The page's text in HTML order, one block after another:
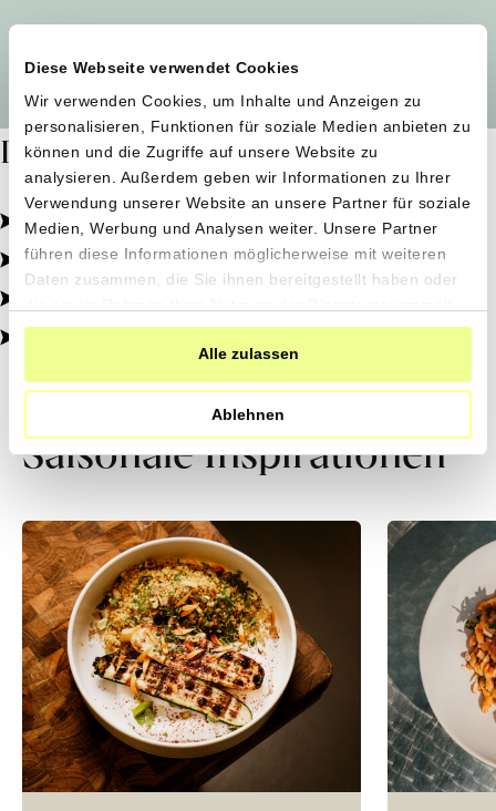
Diese Webseite verwendet Cookies
Wir verwenden Cookies, um Inhalte und Anzeigen zu
personalisieren, Funktionen für soziale Medien anbieten zu
können und die Zugriffe auf unsere Website zu
analysieren. Außerdem geben wir Informationen zu Ihrer
Verwendung unserer Website an unsere Partner für soziale
Medien, Werbung und Analysen weiter. Unsere Partner
führen diese Informationen möglicherweise mit weiteren
Daten zusammen, die Sie ihnen bereitgestellt haben oder
haben.
Alle zulassen
Ablehnen
Dafür stehen wir
Pestizidfrei angebaut, schonend verarbeitet.
Natürliche Zutaten, echter Geschmack.
Von kleinen Höfen, direkt zu dir.
100% transparent, 0% Zusatzstoffe.
Saisonale Inspirationen